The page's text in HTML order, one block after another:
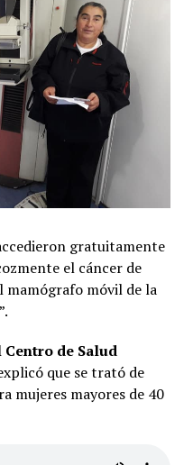
gratuitamente
el cáncer de
mamógrafo móvil de la
de Salud
que se trató de
mujeres mayores de 40